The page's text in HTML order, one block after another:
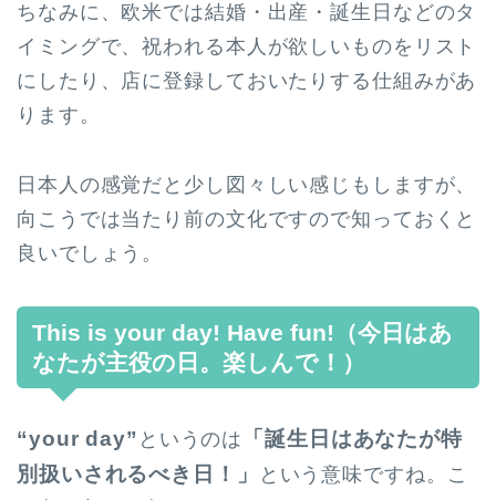
ちなみに、欧米では結婚・出産・誕生日などのタ
イミングで、祝われる本人が欲しいものをリスト
にしたり、店に登録しておいたりする仕組みがあ
ります。
日本人の感覚だと少し図々しい感じもしますが、
向こうでは当たり前の文化ですので知っておくと
良いでしょう。
This is your day! Have fun!（今日はあ
なたが主役の日。楽しんで！）
“your day” というのは
「誕生日はあなたが特
別扱いされるべき日！」
という意味ですね。こ